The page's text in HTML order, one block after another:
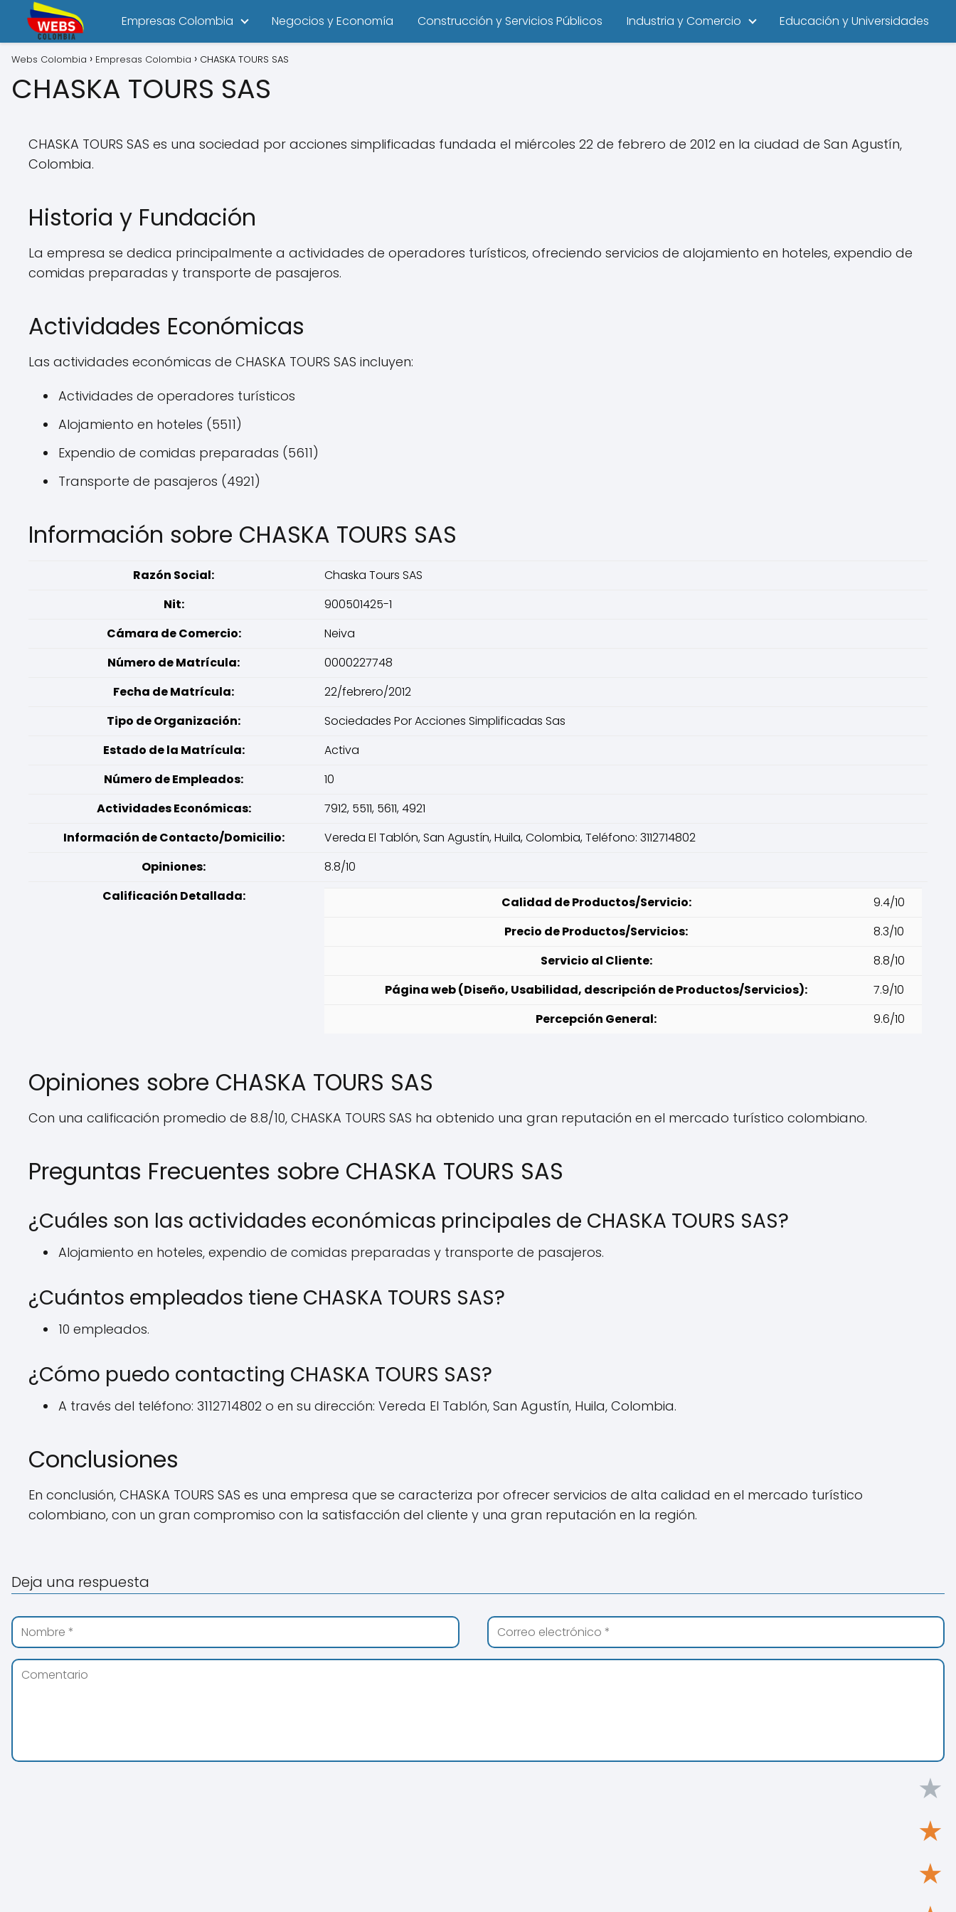
Empresas Colombia Negocios y Economía Construcción y Servicios Públicos Industria y Comercio Educación y Universidades
Webs Colombia Empresas Colombia CHASKA TOURS SAS
CHASKA TOURS SAS
CHASKA TOURS SAS es una sociedad por acciones simplificadas fundada el miércoles 22 de febrero de 2012 en la ciudad de San Agustín,
Colombia.
Historia y Fundación
La empresa se dedica principalmente a actividades de operadores turísticos, ofreciendo servicios de alojamiento en hoteles, expendio de
comidas preparadas y transporte de pasajeros.
Actividades Económicas
Las actividades económicas de CHASKA TOURS SAS incluyen:
Actividades de operadores turísticos
Alojamiento en hoteles (5511)
Expendio de comidas preparadas (5611)
Transporte de pasajeros (4921)
Información sobre CHASKA TOURS SAS
Razón Social:
Chaska Tours SAS
Nit:
900501425-1
Cámara de Comercio:
Neiva
Número de Matrícula:
0000227748
Fecha de Matrícula:
22/febrero/2012
Tipo de Organización:
Sociedades Por Acciones Simplificadas Sas
Estado de la Matrícula:
Activa
Número de Empleados:
10
Actividades Económicas:
7912, 5511, 5611, 4921
Información de Contacto/Domicilio:
Vereda El Tablón, San Agustín, Huila, Colombia, Teléfono: 3112714802
Opiniones:
8.8/10
Calificación Detallada:
Calidad de Productos/Servicio:
9.4/10
Precio de Productos/Servicios:
8.3/10
Servicio al Cliente:
8.8/10
Página web (Diseño, Usabilidad, descripción de Productos/Servicios):
7.9/10
Percepción General:
9.6/10
Opiniones sobre CHASKA TOURS SAS
Con una calificación promedio de 8.8/10, CHASKA TOURS SAS ha obtenido una gran reputación en el mercado turístico colombiano.
Preguntas Frecuentes sobre CHASKA TOURS SAS
¿Cuáles son las actividades económicas principales de CHASKA TOURS SAS?
Alojamiento en hoteles, expendio de comidas preparadas y transporte de pasajeros.
¿Cuántos empleados tiene CHASKA TOURS SAS?
10 empleados.
¿Cómo puedo contacting CHASKA TOURS SAS?
A través del teléfono: 3112714802 o en su dirección: Vereda El Tablón, San Agustín, Huila, Colombia.
Conclusiones
En conclusión, CHASKA TOURS SAS es una empresa que se caracteriza por ofrecer servicios de alta calidad en el mercado turístico
colombiano, con un gran compromiso con la satisfacción del cliente y una gran reputación en la región.
Deja una respuesta
★
★
★